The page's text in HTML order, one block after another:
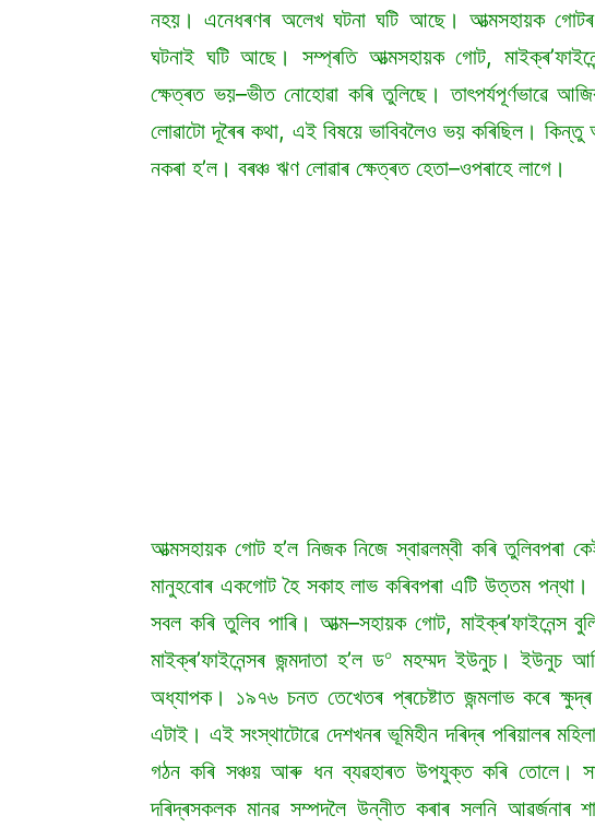
নহয়। এনেধৰণৰ অলেখ ঘটনা ঘটি আছে। আত্মসহায়ক
ঘটনাই ঘটি আছে। সম্প্ৰতি আত্মসহায়ক গোট,
ক্ষেত্ৰত ভয়–ভীত নোহোৱা কৰি তুলিছে। তাৎপৰ্যপূৰ্ণভাৱে
লোৱাটো দূৰৈৰ কথা, এই বিষয়ে ভাবিবলৈও ভয় কৰিছিল।
নকৰা হ’ল। বৰঞ্চ ঋণ লোৱাৰ ক্ষেত্ৰত হেতা–ওপৰাহে লাগে।
আত্মসহায়ক গোট হ’ল নিজক নিজে স্বাৱলম্বী কৰি তুলিবপৰা
মানুহবোৰ একগোট হৈ সকাহ লাভ কৰিবপৰা এটি উত্তম পন্থা।
সবল কৰি তুলিব পাৰি। আত্ম–সহায়ক গোট, মাইক্ৰ’ফাইনেন্স
মাইক্ৰ’ফাইনেন্সৰ জন্মদাতা হ’ল ড০ মহম্মদ ইউনুচ। ইউনুচ
অধ্যাপক। ১৯৭৬ চনত তেখেতৰ প্ৰচেষ্টাত জন্মলাভ কৰে
এটাই। এই সংস্থাটোৱে দেশখনৰ ভূমিহীন দৰিদ্ৰ পৰিয়ালৰ
গঠন কৰি সঞ্চয় আৰু ধন ব্যৱহাৰত উপযুক্ত কৰি তোলে।
দৰিদ্ৰসকলক মানৱ সম্পদলৈ উন্নীত কৰাৰ সলনি আৱৰ্জনাৰ